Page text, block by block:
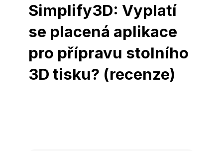
Simplify3D: Vyplatí
se placená aplikace
pro přípravu stolního
3D tisku? (recenze)